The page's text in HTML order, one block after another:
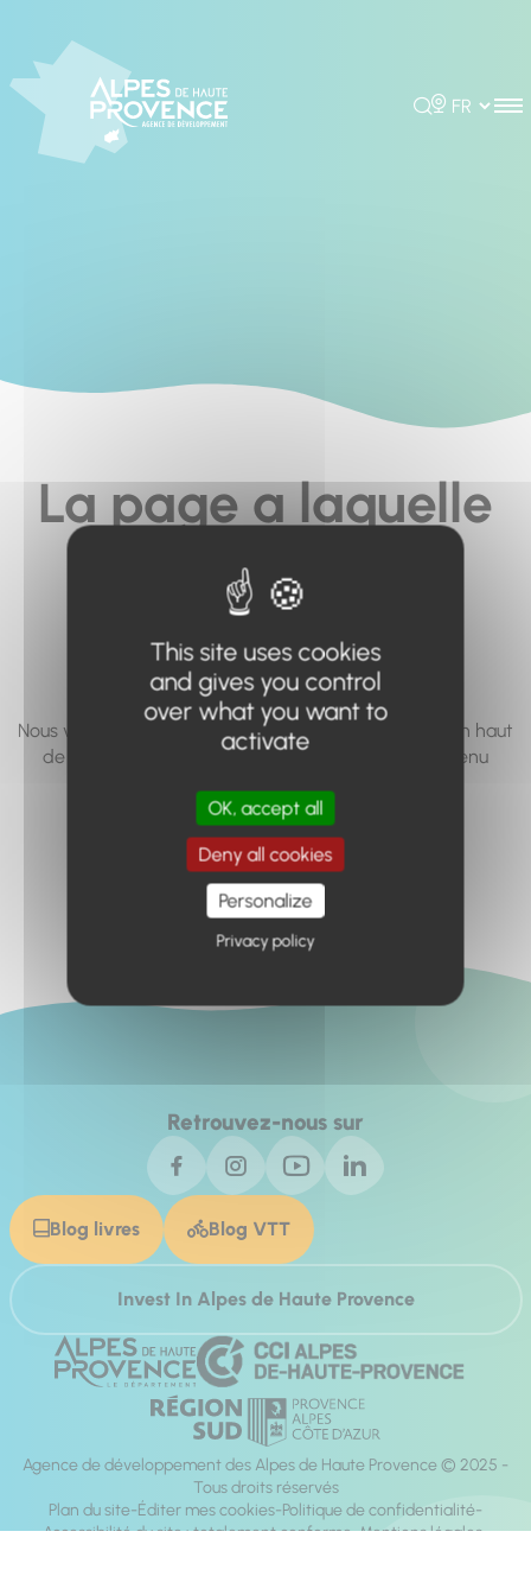
Rechercher
Choisir la
La page a laquelle
vous cherchez à
accéder n'existe
pas... ou plus.
Nous vous invitons à utiliser le moteur de recherche en haut
de page, ou à utiliser le menu pour trouver le contenu
Retour à l'accueil
Retrouvez-nous sur
Blog livres Blog VTT
Invest In Alpes de Haute Provence
Agence de développement des Alpes de Haute Provence © 2025 -
Tous droits réservés
Plan du site Éditer mes cookies Politique de confidentialité
Accessibilité du site : totalement conforme Mentions légales
This site uses cookies
and gives you control
over what you want to
activate
OK, accept all
Deny all cookies
Personalize
Privacy policy